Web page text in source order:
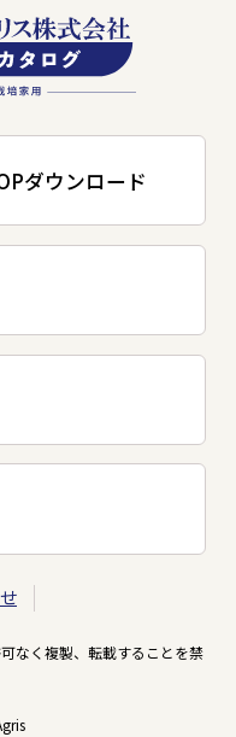
ダウンロード
なく複製、転載することを禁